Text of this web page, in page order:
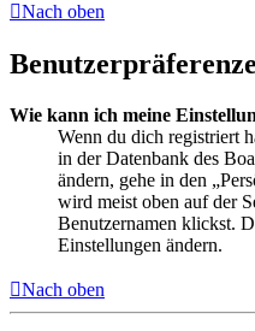
Nach oben
Wie kann ich meine
Wenn du dich registriert
in der Datenbank des
ändern, gehe in den
wird meist oben auf der
Benutzernamen klickst.
Einstellungen ändern.
Nach oben